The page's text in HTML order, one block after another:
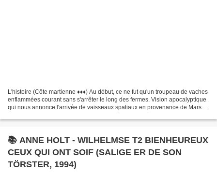
L'histoire (Côte martienne ♦♦♦) Au début, ce ne fut qu'un troupeau de vaches
enflammées courant sans s'arrêter le long des fermes. Vision apocalyptique
qui nous annonce l'arrivée de vaisseaux spatiaux en provenance de Mars.
📚 ANNE HOLT - WILHELMSE T2 BIENHEUREUX
CEUX QUI ONT SOIF (SALIGE ER DE SON
TÖRSTER, 1994)